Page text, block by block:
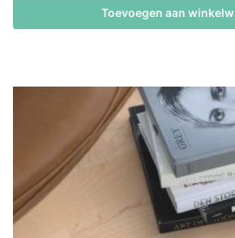
Toevoegen aan